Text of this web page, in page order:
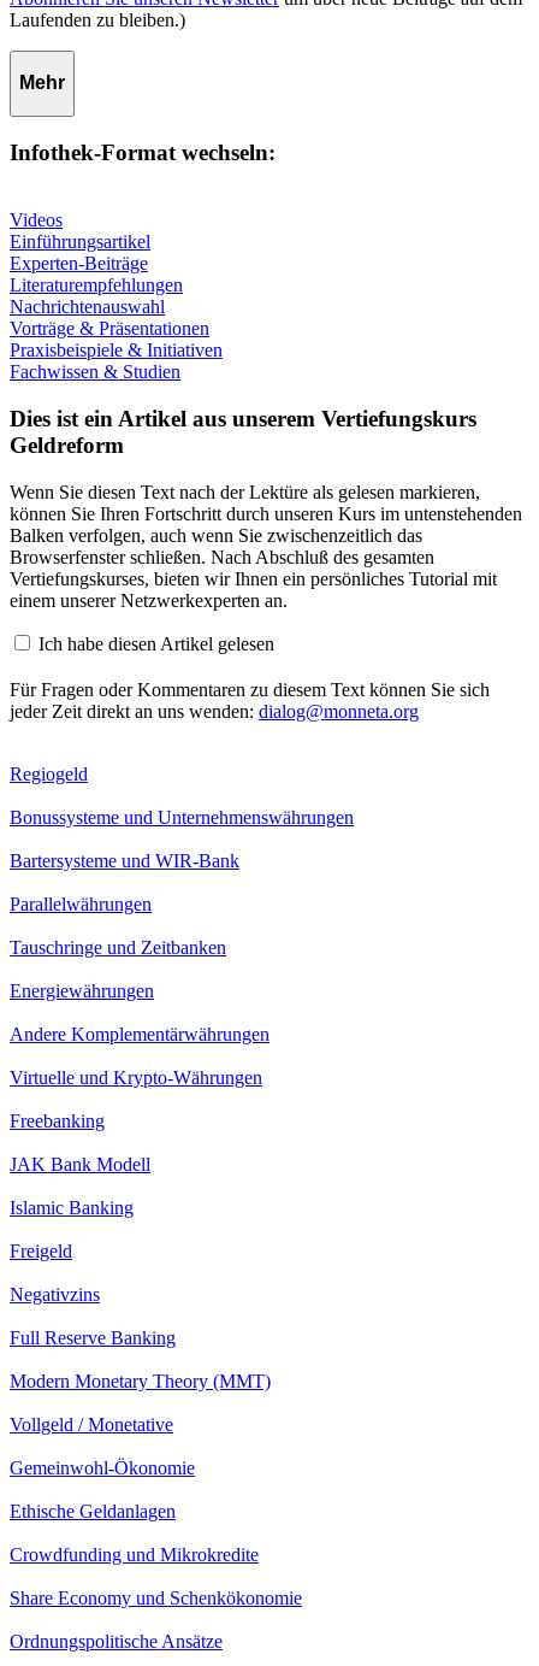
Laufenden zu bleiben.)
Mehr
Infothek-Format wechseln:
Videos
Einführungsartikel
Experten-Beiträge
Literaturempfehlungen
Nachrichtenauswahl
Vorträge & Präsentationen
Praxisbeispiele & Initiativen
Fachwissen & Studien
Dies ist ein Artikel aus unserem Vertiefungskurs
Geldreform
Wenn Sie diesen Text nach der Lektüre als gelesen markieren,
können Sie Ihren Fortschritt durch unseren Kurs im untenstehenden
Balken verfolgen, auch wenn Sie zwischenzeitlich das
Browserfenster schließen. Nach Abschluß des gesamten
Vertiefungskurses, bieten wir Ihnen ein persönliches Tutorial mit
einem unserer Netzwerkexperten an.
Ich habe diesen Artikel gelesen
Für Fragen oder Kommentaren zu diesem Text können Sie sich
jeder Zeit direkt an uns wenden: dialog@monneta.org
Regiogeld
Bonussysteme und Unternehmenswährungen
Bartersysteme und WIR-Bank
Parallelwährungen
Tauschringe und Zeitbanken
Energiewährungen
Andere Komplementärwährungen
Virtuelle und Krypto-Währungen
Freebanking
JAK Bank Modell
Islamic Banking
Freigeld
Negativzins
Full Reserve Banking
Modern Monetary Theory (MMT)
Vollgeld / Monetative
Gemeinwohl-Ökonomie
Ethische Geldanlagen
Crowdfunding und Mikrokredite
Share Economy und Schenkökonomie
Ordnungspolitische Ansätze